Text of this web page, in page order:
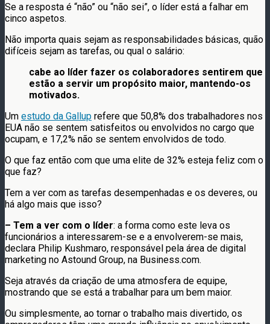
Se a resposta é “não” ou “não sei”, o líder está a falhar em
cinco aspetos.
Não importa quais sejam as responsabilidades básicas, quão
difíceis sejam as tarefas, ou qual o salário:
cabe ao líder fazer os colaboradores sentirem que
estão a servir um propósito maior, mantendo-os
motivados.
Um estudo da Gallup refere que 50,8% dos trabalhadores nos
EUA não se sentem satisfeitos ou envolvidos no cargo que
ocupam, e 17,2% não se sentem envolvidos de todo.
O que faz então com que uma elite de 32% esteja feliz com o
que faz?
Tem a ver com as tarefas desempenhadas e os deveres, ou
há algo mais que isso?
– Tem a ver com o líder: a forma como este leva os
funcionários a interessarem-se e a envolverem-se mais,
declara Philip Kushmaro, responsável pela área de digital
marketing no Astound Group, na Business.com.
Seja através da criação de uma atmosfera de equipe,
mostrando que se está a trabalhar para um bem maior.
Ou simplesmente, ao tornar o trabalho mais divertido, os